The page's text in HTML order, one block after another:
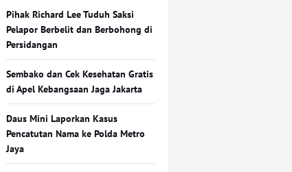
Pihak Richard Lee Tuduh Saksi
Pelapor Berbelit dan Berbohong di
Persidangan
Sembako dan Cek Kesehatan Gratis
di Apel Kebangsaan Jaga Jakarta
Daus Mini Laporkan Kasus
Pencatutan Nama ke Polda Metro
Jaya